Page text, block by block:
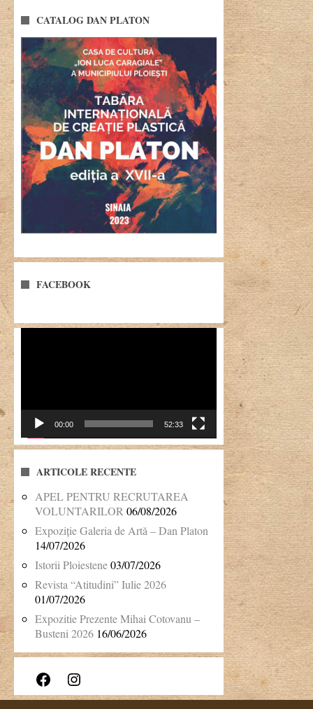
CATALOG DAN PLATON
FACEBOOK
00:00 52:33
ARTICOLE RECENTE
APEL PENTRU RECRUTAREA
VOLUNTARILOR 06/08/2026
Expoziție Galeria de Artă – Dan Platon
14/07/2026
Istorii Ploiestene03/07/2026
Revista “Atitudini” Iulie 2026
01/07/2026
Expozitie Prezente Mihai Cotovanu –
Busteni 2026 16/06/2026
Facebook Instagram